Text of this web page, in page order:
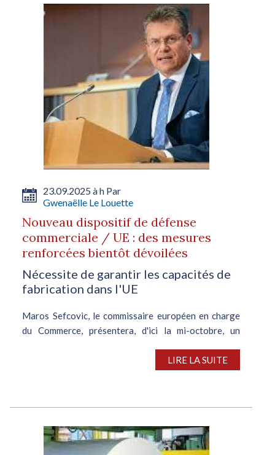
23.09.2025 à h Par
Gwenaëlle Le Louette
Nouveau dispositif de défense
commerciale / UE : des mesures
renforcées bientôt dévoilées
Nécessite de garantir les capacités de
fabrication dans l'UE
Maros Sefcovic, le commissaire européen en charge
du Commerce, présentera, d'ici la mi-octobre, un
d’acier visant à protéger la filière sidérurgique
LIRE LA SUITE